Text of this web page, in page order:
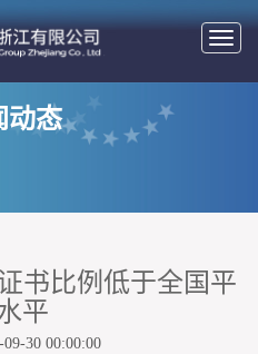
切
动态
书比例低于全国平
平
30 00:00:00